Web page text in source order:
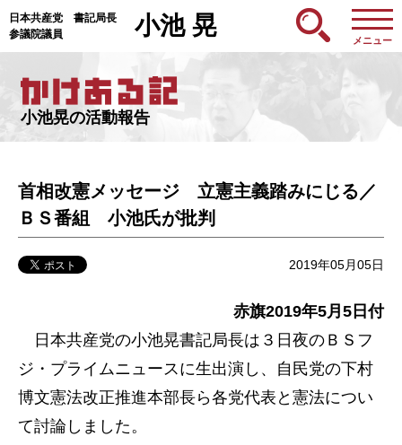
日本共産党 書記局長
参議院議員
小池 晃
メニュー
小池晃の活動報告
首相改憲メッセージ 立憲主義踏みにじる／
ＢＳ番組 小池氏が批判
2019年05月05日
赤旗2019年5月5 日付
日本共産党の小池晃書記局長は３日夜のＢＳフ
ジ・プライムニュースに生出演し、自民党の下村
博文憲法改正推進本部長ら各党代表と憲法につい
て討論しました。